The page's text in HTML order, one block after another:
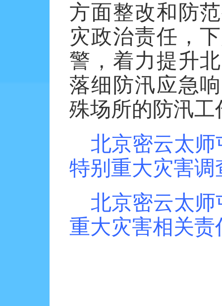
方面整改和防
灾政治责任，
警，着力提升
落细防汛应急
殊场所的防汛工
北京密云太
特别重大灾害调
北京密云太
重大灾害相关责